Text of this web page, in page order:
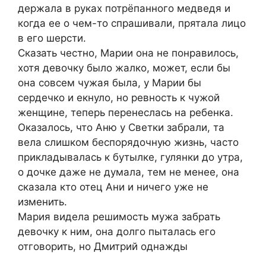
держала в руках потрёпанного медведя и
когда ее о чем-то спрашивали, прятала лицо
в его шерсти.
Сказать честно, Марии она не понравилось,
хотя девочку было жалко, может, если бы
она совсем чужая была, у Марии бы
сердечко и екнуло, но ревность к чужой
женщине, теперь перенеслась на ребенка.
Оказалось, что Аню у Светки забрали, та
вела слишком беспорядочную жизнь, часто
прикладывалась к бутылке, гулянки до утра,
о дочке даже не думала, тем не менее, она
сказала кто отец Ани и ничего уже не
изменить.
Мария видела решимость мужа забрать
девочку к ним, она долго пыталась его
отговорить, но Дмитрий однажды